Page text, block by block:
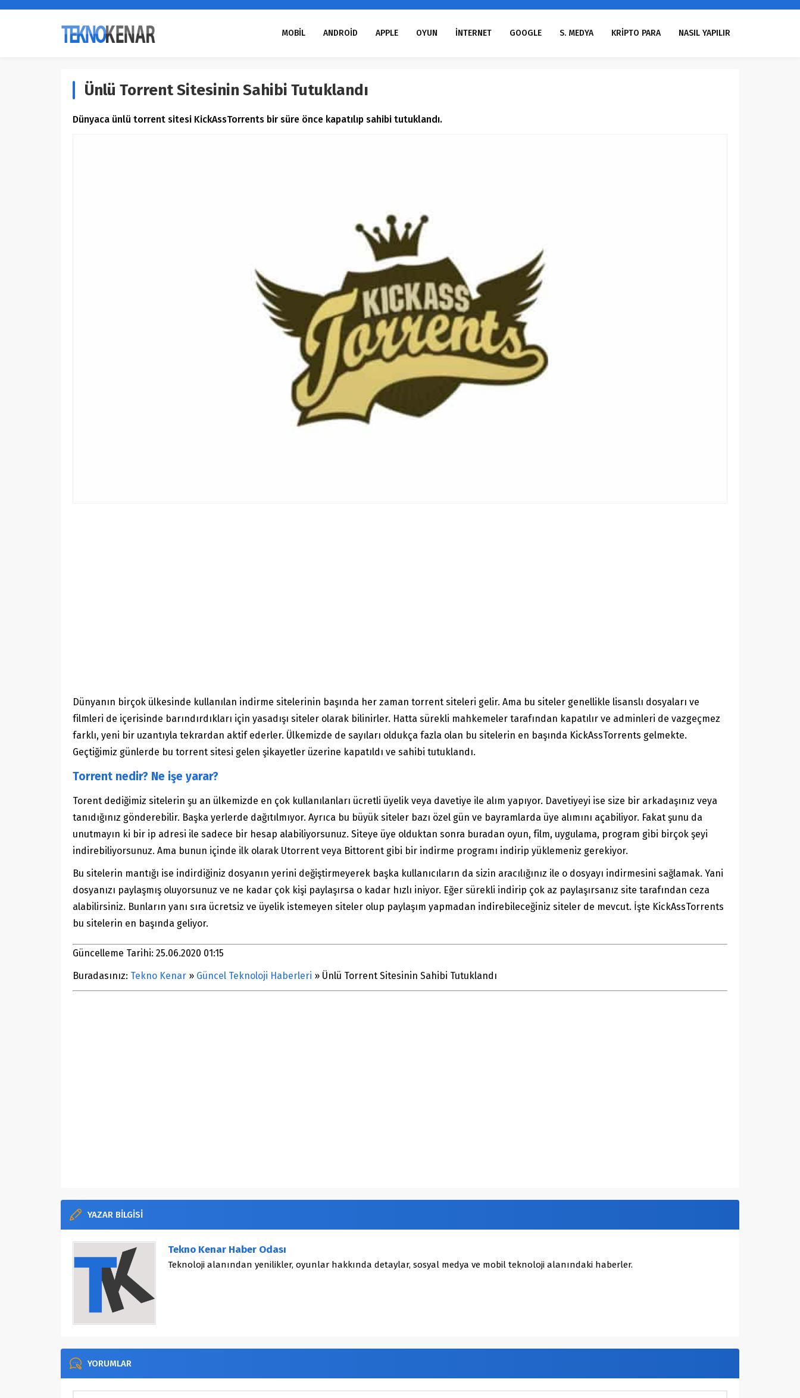
MOBİL ANDROİD APPLE OYUN İNTERNET GOOGLE S. MEDYA KRİPTO PARA NASIL YAPILIR
Ünlü Torrent Sitesinin Sahibi Tutuklandı
Dünyaca ünlü torrent sitesi KickAssTorrents bir süre önce kapatılıp sahibi tutuklandı.
Dünyanın birçok ülkesinde kullanılan indirme sitelerinin başında her zaman torrent siteleri gelir. Ama bu siteler genellikle lisanslı dosyaları ve
filmleri de içerisinde barındırdıkları için yasadışı siteler olarak bilinirler. Hatta sürekli mahkemeler tarafından kapatılır ve adminleri de vazgeçmez
farklı, yeni bir uzantıyla tekrardan aktif ederler. Ülkemizde de sayıları oldukça fazla olan bu sitelerin en başında KickAssTorrents gelmekte.
Geçtiğimiz günlerde bu torrent sitesi gelen şikayetler üzerine kapatıldı ve sahibi tutuklandı.
Torrent nedir? Ne işe yarar?
Torent dediğimiz sitelerin şu an ülkemizde en çok kullanılanları ücretli üyelik veya davetiye ile alım yapıyor. Davetiyeyi ise size bir arkadaşınız veya
tanıdığınız gönderebilir. Başka yerlerde dağıtılmıyor. Ayrıca bu büyük siteler bazı özel gün ve bayramlarda üye alımını açabiliyor. Fakat şunu da
unutmayın ki bir ip adresi ile sadece bir hesap alabiliyorsunuz. Siteye üye olduktan sonra buradan oyun, film, uygulama, program gibi birçok şeyi
indirebiliyorsunuz. Ama bunun içinde ilk olarak Utorrent veya Bittorent gibi bir indirme programı indirip yüklemeniz gerekiyor.
Bu sitelerin mantığı ise indirdiğiniz dosyanın yerini değiştirmeyerek başka kullanıcıların da sizin aracılığınız ile o dosyayı indirmesini sağlamak. Yani
dosyanızı paylaşmış oluyorsunuz ve ne kadar çok kişi paylaşırsa o kadar hızlı iniyor. Eğer sürekli indirip çok az paylaşırsanız site tarafından ceza
alabilirsiniz. Bunların yanı sıra ücretsiz ve üyelik istemeyen siteler olup paylaşım yapmadan indirebileceğiniz siteler de mevcut. İşte KickAssTorrents
bu sitelerin en başında geliyor.
Güncelleme Tarihi: 25.06.2020 01:15
Buradasınız: Tekno Kenar » Güncel Teknoloji Haberleri » Ünlü Torrent Sitesinin Sahibi Tutuklandı
YAZAR BİLGİSİ
Tekno Kenar Haber Odası
Teknoloji alanından yenilikler, oyunlar hakkında detaylar, sosyal medya ve mobil teknoloji alanındaki haberler.
YORUMLAR